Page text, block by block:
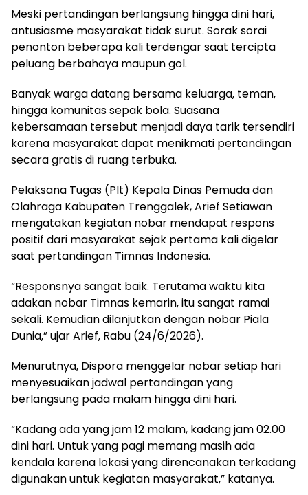
Meski pertandingan berlangsung hingga dini hari,
antusiasme masyarakat tidak surut. Sorak sorai
penonton beberapa kali terdengar saat tercipta
peluang berbahaya maupun gol.
Banyak warga datang bersama keluarga, teman,
hingga komunitas sepak bola. Suasana
kebersamaan tersebut menjadi daya tarik tersendiri
karena masyarakat dapat menikmati pertandingan
secara gratis di ruang terbuka.
Pelaksana Tugas (Plt) Kepala Dinas Pemuda dan
Olahraga Kabupaten Trenggalek, Arief Setiawan
mengatakan kegiatan nobar mendapat respons
positif dari masyarakat sejak pertama kali digelar
saat pertandingan Timnas Indonesia.
“Responsnya sangat baik. Terutama waktu kita
adakan nobar Timnas kemarin, itu sangat ramai
sekali. Kemudian dilanjutkan dengan nobar Piala
Dunia,” ujar Arief, Rabu (24/6/2026).
Menurutnya, Dispora menggelar nobar setiap hari
menyesuaikan jadwal pertandingan yang
berlangsung pada malam hingga dini hari.
“Kadang ada yang jam 12 malam, kadang jam 02.00
dini hari. Untuk yang pagi memang masih ada
kendala karena lokasi yang direncanakan terkadang
digunakan untuk kegiatan masyarakat,” katanya.